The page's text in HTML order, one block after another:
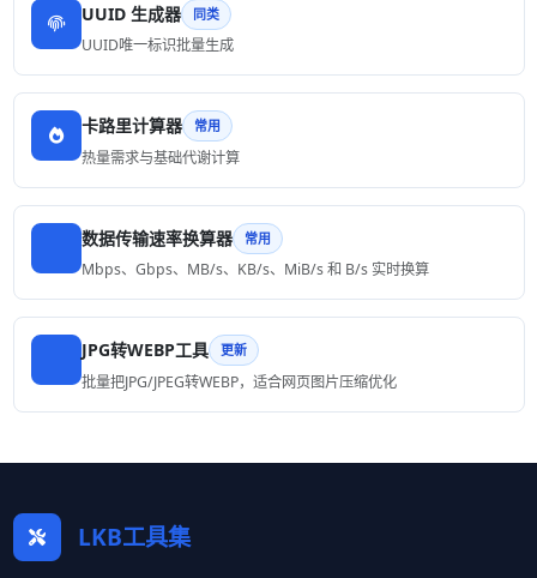
UUID 生成器 同类
UUID唯一标识批量生成
卡路里计算器 常用
热量需求与基础代谢计算
数据传输速率换算器 常用
Mbps、Gbps、MB/s、KB/s、MiB/s 和 B/s 实时换算
JPG转WEBP工具 更新
批量把JPG/JPEG转WEBP，适合网页图片压缩优化
LKB工具集